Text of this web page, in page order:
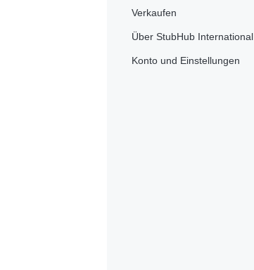
Verkaufen
Über StubHub International
Konto und Einstellungen